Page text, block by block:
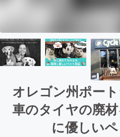
オレゴン州ポー
車のタイヤの廃
に優しい